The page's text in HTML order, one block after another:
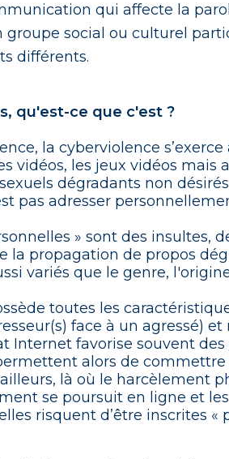
qui affecte la
groupe social ou culturel
différents.
qu'est-ce que c'est ?
la cyberviolence
vidéos, les jeux vidéos mais
dégradants non
pas adresser
» sont des insultes,
la propagation de propos
variés que le genre,
toutes les
face à un agressé)
Internet favorise souvent
alors de commettre
là où le harcèlement
se poursuit en ligne et
risquent d’être inscrites «